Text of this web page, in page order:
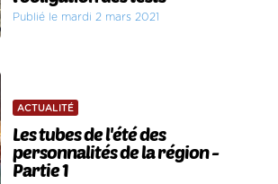
Publié le mardi 2 mars 2021
ACTUALITÉ
Les tubes de l'été des
personnalités de la région -
Partie 1